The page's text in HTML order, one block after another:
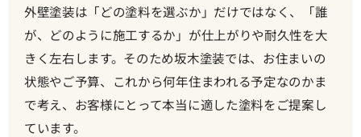
外壁塗装は「どの塗料を選ぶか」だけではなく、「誰
が、どのように施工するか」が仕上がりや耐久性を大
きく左右します。そのため坂木塗装では、お住まいの
状態やご予算、これから何年住まわれる予定なのかま
で考え、お客様にとって本当に適した塗料をご提案し
ています。